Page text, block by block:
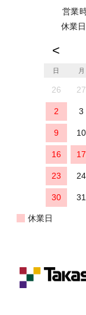
営業
休業
日 月
26 27
2 3
9 10
16 17
23 24
30 31
休業日